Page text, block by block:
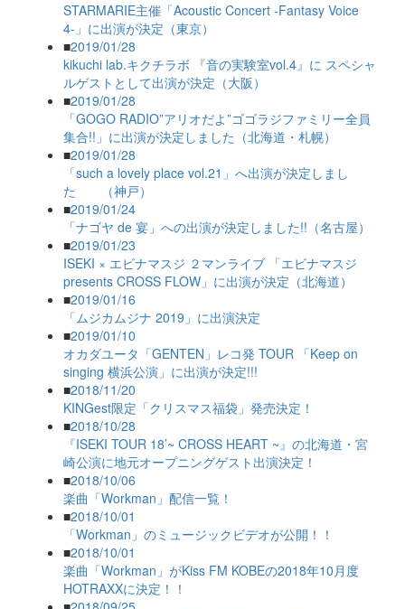
STARMARIE主催「Acoustic Concert -Fantasy Voice
4-」に出演が決定（東京）
■2019/01/28
kikuchi lab.キクチラボ 『音の実験室vol.4』に スペシャ
ルゲストとして出演が決定（大阪）
■2019/01/28
「GOGO RADIO”アリオだよ”ゴゴラジファミリー全員
集合!!」に出演が決定しました（北海道・札幌）
■2019/01/28
「such a lovely place vol.21」へ出演が決定しまし
た （神戸）
■2019/01/24
「ナゴヤ de 宴」への出演が決定しました!!（名古屋）
■2019/01/23
ISEKI × エビナマスジ ２マンライブ 「エビナマスジ
presents CROSS FLOW」に出演が決定（北海道）
■2019/01/16
「ムジカムジナ 2019」に出演決定
■2019/01/10
オカダユータ「GENTEN」レコ発 TOUR 「Keep on
singing 横浜公演」に出演が決定!!!
■2018/11/20
KINGest限定「クリスマス福袋」発売決定！
■2018/10/28
『ISEKI TOUR 18’~ CROSS HEART ~』の北海道・宮
崎公演に地元オープニングゲスト出演決定！
■2018/10/06
楽曲「Workman」配信一覧！
■2018/10/01
「Workman」のミュージックビデオが公開！！
■2018/10/01
楽曲「Workman」がKiss FM KOBEの2018年10月度
HOTRAXXに決定！！